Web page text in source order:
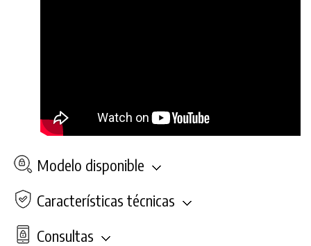
Modelo disponible
Características técnicas
Consultas